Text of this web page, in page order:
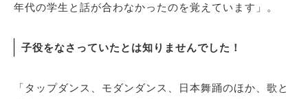
年代の学生と話が合わなかったのを覚えています」。
子役をなさっていたとは知りませんでした！
「タップダンス、モダンダンス、日本舞踊のほか、歌と